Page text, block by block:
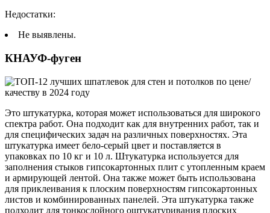
Недостатки:
Не выявлены.
КНАУФ-фуген
Это штукатурка, которая может использоваться для широкого
спектра работ. Она подходит как для внутренних работ, так и
для специфических задач на различных поверхностях. Эта
штукатурка имеет бело-серый цвет и поставляется в
упаковках по 10 кг и 10 л. Штукатурка используется для
заполнения стыков гипсокартонных плит с утопленным краем
и армирующей лентой. Она также может быть использована
для приклеивания к плоским поверхностям гипсокартонных
листов и комбинированных панелей. Эта штукатурка также
подходит для тонкослойного оштукатуривания плоских